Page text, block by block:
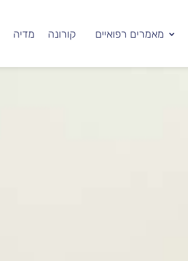
מדיה קורונה מאמרים רפואיים